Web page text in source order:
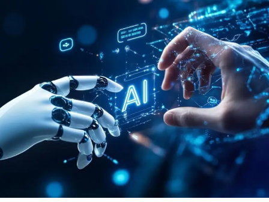
وتعد الصين من الدول الرائدة عالمياً في صناعة القطارات
والقاطرات، حيث راكمت خبرة واسعة في تطوير حلول نقل
حديثة ومستدامة.
ويأتي إدماج قاطرات DO-70X ضمن رؤية المغرب الرامية إلى
بناء منظومة نقل سككي أكثر نجاعة واستدامة، بما يواكب
التحولات الاقتصادية ويعزز دور السكك الحديدية كرافعة للتنمية
وربط مختلف جهات المملكة